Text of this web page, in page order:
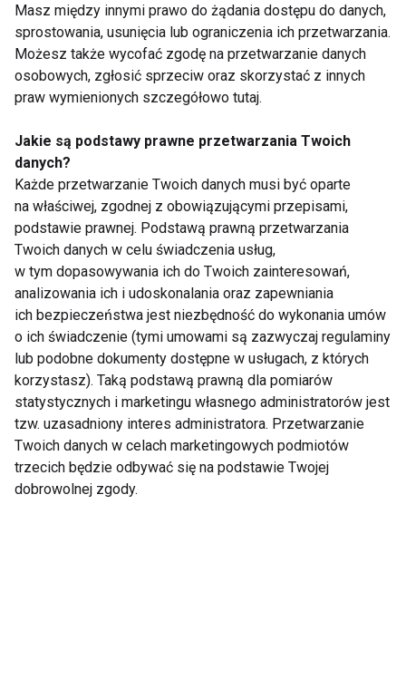
Masaż
Pokaż więcej
Nie przegap nowości ze
świata FIT!
Zapisz się do naszego newslettera
Wyrażam zgodę na otrzymywanie informacji
handlowej drogą elektroniczną na podany adres e-mail
przez FIT.PL. Więcej informacji znajdziesz w Polityce
Prywatności.
ZAPISZ SIĘ
Masz między innymi prawo do żądania dostępu do danych,
sprostowania, usunięcia lub ograniczenia ich przetwarzania.
Możesz także wycofać zgodę na przetwarzanie danych
osobowych, zgłosić sprzeciw oraz skorzystać z innych
praw wymienionych szczegółowo tutaj.
Jakie są podstawy prawne przetwarzania Twoich
danych?
Każde przetwarzanie Twoich danych musi być oparte
na właściwej, zgodnej z obowiązującymi przepisami,
podstawie prawnej. Podstawą prawną przetwarzania
Twoich danych w celu świadczenia usług,
w tym dopasowywania ich do Twoich zainteresowań,
analizowania ich i udoskonalania oraz zapewniania
ich bezpieczeństwa jest niezbędność do wykonania umów
o ich świadczenie (tymi umowami są zazwyczaj regulaminy
lub podobne dokumenty dostępne w usługach, z których
korzystasz). Taką podstawą prawną dla pomiarów
statystycznych i marketingu własnego administratorów jest
tzw. uzasadniony interes administratora. Przetwarzanie
Twoich danych w celach marketingowych podmiotów
trzecich będzie odbywać się na podstawie Twojej
dobrowolnej zgody.